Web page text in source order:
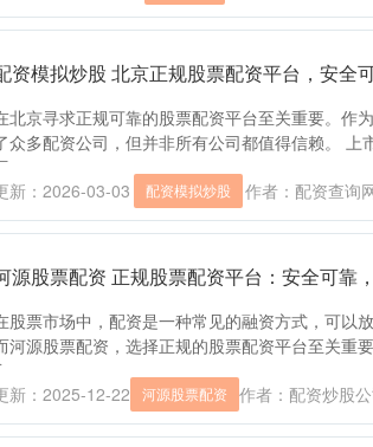
资模拟炒股 北京正规股票配资平台，安全
北京寻求正规可靠的股票配资平台至关重要。作
众多配资公司，但并非所有公司都值得信赖。 上
....
新：2026-03-03
配资模拟炒股 作者：配资查询
源股票配资 正规股票配资平台：安全可靠
股票市场中，配资是一种常见的融资方式，可以
河源股票配资，选择正规的股票配资平台至关重
....
新：2025-12-22
河源股票配资 作者：配资炒股